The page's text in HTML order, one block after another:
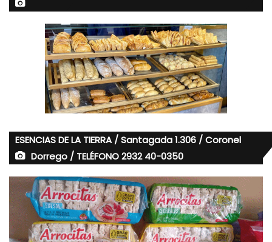
ESENCIAS DE LA TIERRA / Santagada 1.306 / Coronel
Dorrego / TELÉFONO 2932 40-0350